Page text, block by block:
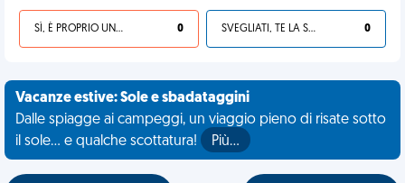
SÌ, È PROPRIO UNA VDM! 0 SVEGLIATI, TE LA SEI CERCATA! 0
Vacanze estive: Sole e sbadataggini
Dalle spiagge ai campeggi, un viaggio pieno di risate sotto
il sole... e qualche scottatura!
Più…